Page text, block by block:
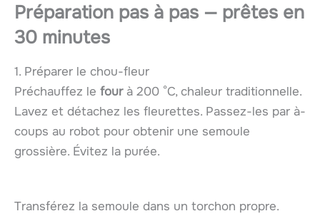
Préparation pas à pas — prêtes en
30 minutes
1. Préparer le chou-fleur
Préchauffez le fourà 200 °C, chaleur traditionnelle.
Lavez et détachez les fleurettes. Passez-les par à-
coups au robot pour obtenir une semoule
grossière. Évitez la purée.
Transférez la semoule dans un torchon propre.